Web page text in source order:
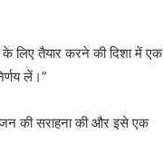
के लिए तैयार करने की दिशा में एक
लें।”
की सराहना की और इसे एक